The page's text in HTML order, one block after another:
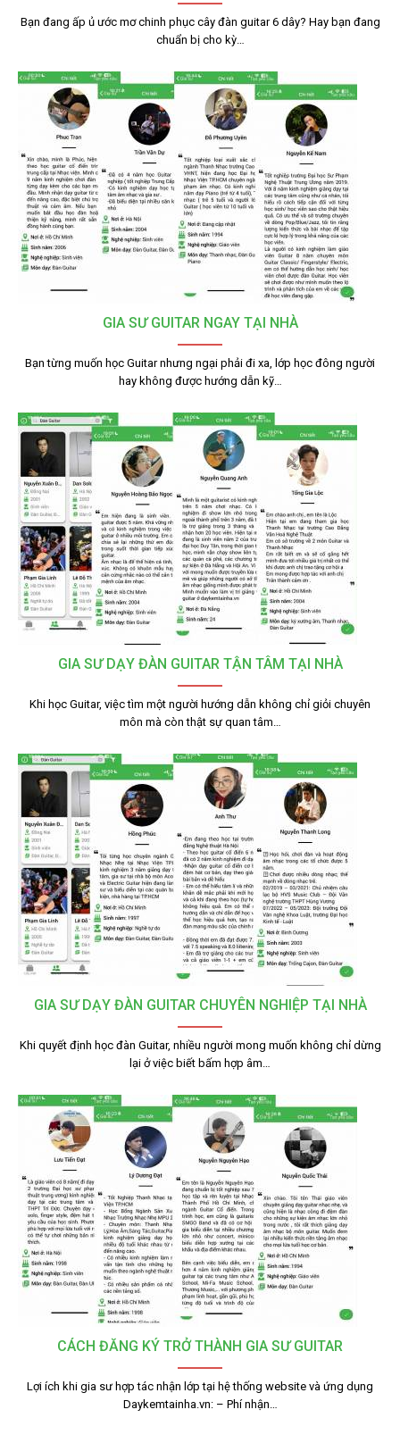
Bạn đang ấp ủ ước mơ chinh phục cây đàn guitar 6 dây? Hay bạn đang
chuẩn bị cho kỳ…
GIA SƯ GUITAR NGAY TẠI NHÀ
Bạn từng muốn học Guitar nhưng ngại phải đi xa, lớp học đông người
hay không được hướng dẫn kỹ…
GIA SƯ DẠY ĐÀN GUITAR TẬN TÂM TẠI NHÀ
Khi học Guitar, việc tìm một người hướng dẫn không chỉ giỏi chuyên
môn mà còn thật sự quan tâm…
GIA SƯ DẠY ĐÀN GUITAR CHUYÊN NGHIỆP TẠI NHÀ
Khi quyết định học đàn Guitar, nhiều người mong muốn không chỉ dừng
lại ở việc biết bấm hợp âm…
CÁCH ĐĂNG KÝ TRỞ THÀNH GIA SƯ GUITAR
Lợi ích khi gia sư hợp tác nhận lớp tại hệ thống website và ứng dụng
Daykemtainha.vn: – Phí nhận…